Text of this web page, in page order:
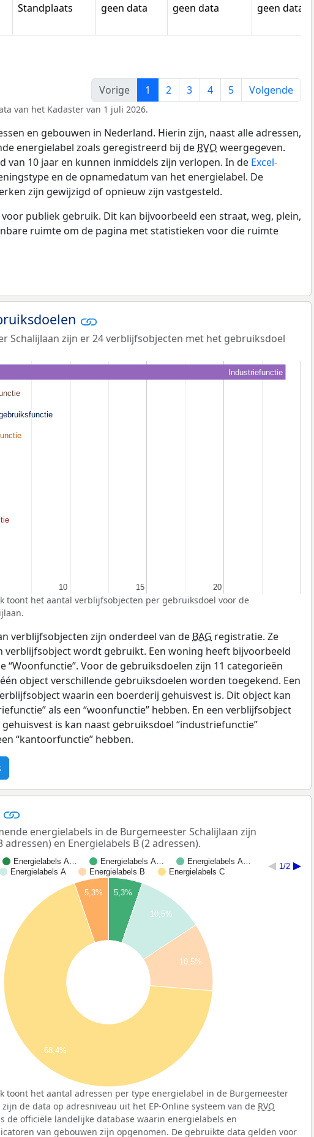
Standplaats geen data geen data geen data
Vorige
1 2 3 4 5 Volgende
van het Kadaster van 1 juli 2026.
en gebouwen in Nederland. Hierin zijn, naast alle adressen,
energielabel zoals geregistreerd bij de RVO weergegeven.
10 jaar en kunnen inmiddels zijn verlopen. In de Excel-
en de opnamedatum van het energielabel. De
zijn gewijzigd of opnieuw zijn vastgesteld.
publiek gebruik. Dit kan bijvoorbeeld een straat, weg, plein,
ruimte om de pagina met statistieken voor die ruimte
Schalijlaan zijn er 24 verblijfsobjecten met het gebruiksdoel
10
10 15
15 20
20
Industriefunctie
toont het aantal verblijfsobjecten per gebruiksdoel voor de
verblijfsobjecten zijn onderdeel van de BAG registratie. Ze
verblijfsobject wordt gebruikt. Een woning heeft bijvoorbeeld
“Woonfunctie”. Voor de gebruiksdoelen zijn 11 categorieën
object verschillende gebruiksdoelen worden toegekend. Een
waarin een boerderij gehuisvest is. Dit object kan
als een “woonfunctie” hebben. En een verblijfsobject
is kan naast gebruiksdoel “industriefunctie”
“kantoorfunctie” hebben.
energielabels in de Burgemeester Schalijlaan zijn
adressen) en Energielabels B (2 adressen).
Energielabels A… Energielabels A…
Energielabels A…
Energielabels A Energielabels B Energielabels C
1/2
5,3%
10,5%
10,5%
5,3%
68,4%
toont het aantal adressen per type energielabel in de Burgemeester
de data op adresniveau uit het EP-Online systeem van de RVO
de officiële landelijke database waarin energielabels en
van gebouwen zijn opgenomen. De gebruikte data gelden voor